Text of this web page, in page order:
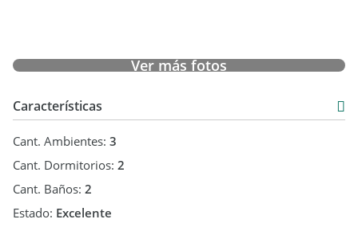
Ver más fotos
Características
Cant. Ambientes: 3
Cant. Dormitorios: 2
Cant. Baños: 2
Estado: Excelente